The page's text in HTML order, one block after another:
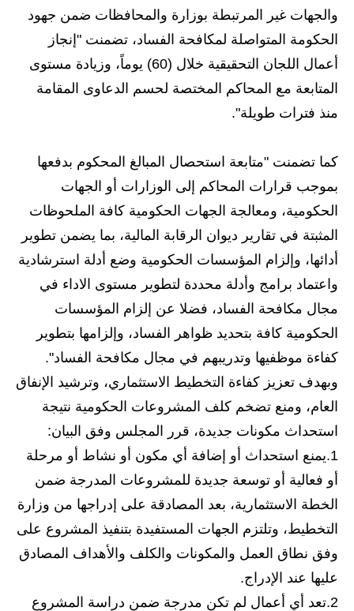
مرشحات
المرحلة الابتدائية
المرحلة المتوسطة
كتب مدرسية
المرحلة الابتدائية
المرحلة المتوسطة
المرحلة الاعدادية
ملازم دراسية
المرحلة الابتدائية
المرحلة المتوسطة
المرحلة الاعدادية
دروس
المرحلة الابتدائية
المرحلة المتوسطة
المرحلة الاعدادية
مواضيع انشاء
والجهات غير المرتبطة بوزارة والمحافظات ضمن جهود
الحكومة المتواصلة لمكافحة الفساد، تضمنت "إنجاز
أعمال اللجان التحقيقية خلال (60) يوماً، وزيادة مستوى
المتابعة مع المحاكم المختصة لحسم الدعاوى المقامة
منذ فترات طويلة".
كما تضمنت "متابعة استحصال المبالغ المحكوم بدفعها
بموجب قرارات المحاكم إلى الوزارات أو الجهات
الحكومية، ومعالجة الجهات الحكومية كافة الملحوظات
المثبتة في تقارير ديوان الرقابة المالية، بما يضمن تطوير
أدائها، وإلزام المؤسسات الحكومية وضع أدلة استرشادية
واعتماد برامج وأدلة محددة لتطوير مستوى الاداء في
مجال مكافحة الفساد، فضلا عن إلزام المؤسسات
الحكومية كافة بتحديد ظواهر الفساد، وإلزامها بتطوير
كفاءة موظفيها وتدريبهم في مجال مكافحة الفساد".
وبهدف تعزيز كفاءة التخطيط الاستثماري، وترشيد الإنفاق
العام، ومنع تضخم كلف المشروعات الحكومية نتيجة
استحداث مكونات جديدة، قرر المجلس وفق البيان:
1.يمنع استحداث أو إضافة أي مكون أو نشاط أو مرحلة
أو فعالية أو توسعة جديدة للمشروعات المدرجة ضمن
الخطة الاستثمارية، بعد المصادقة على إدراجها من وزارة
التخطيط، وتلتزم الجهات المستفيدة بتنفيذ المشروع على
وفق نطاق العمل والمكونات والكلف والأهداف المصادق
عليها عند الإدراج.
2.تعد أي أعمال لم تكن مدرجة ضمن دراسة المشروع